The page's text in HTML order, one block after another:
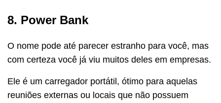
8. Power Bank
O nome pode até parecer estranho para você, mas
com certeza você já viu muitos deles em empresas.
Ele é um carregador portátil, ótimo para aquelas
reuniões externas ou locais que não possuem